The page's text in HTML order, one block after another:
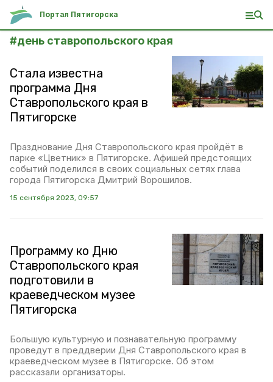
Портал Пятигорска
#день ставропольского края
Стала известна
программа Дня
Ставропольского края в
Пятигорске
Празднование Дня Ставропольского края пройдёт в
парке «Цветник» в Пятигорске. Афишей предстоящих
событий поделился в своих социальных сетях глава
города Пятигорска Дмитрий Ворошилов.
15 сентября 2023, 09:57
Программу ко Дню
Ставропольского края
подготовили в
краеведческом музее
Пятигорска
Большую культурную и познавательную программу
проведут в преддверии Дня Ставропольского края в
краеведческом музее в Пятигорске. Об этом
рассказали организаторы.